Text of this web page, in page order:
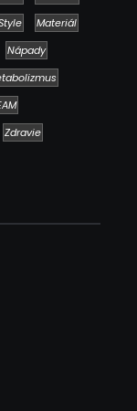
Materiál
Nápady
Zdravie